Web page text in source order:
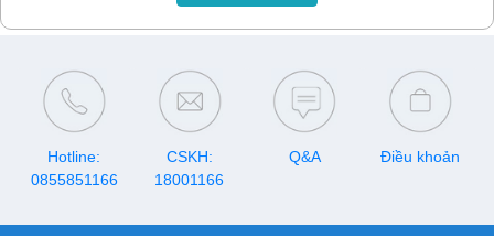
Hotline:
0855851166
CSKH:
18001166
Q&A Điều khoản